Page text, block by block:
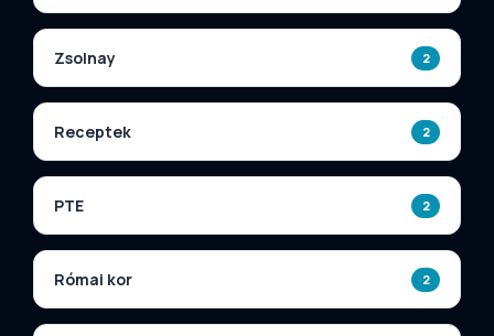
Zsolnay 2
Receptek 2
PTE 2
Római kor 2